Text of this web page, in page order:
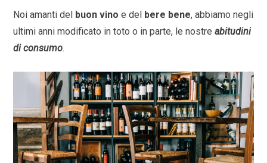
Noi amanti del buon vino e del bere bene, abbiamo negli
ultimi anni modificato in toto o in parte, le nostreabitudini
di consumo.